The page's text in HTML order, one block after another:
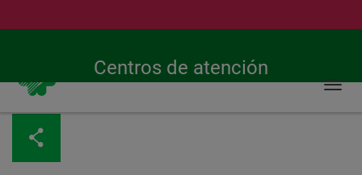
contenido
principal
Centros de atención
Buscar